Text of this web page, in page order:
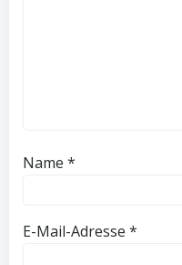
Name *
E-Mail-Adresse *